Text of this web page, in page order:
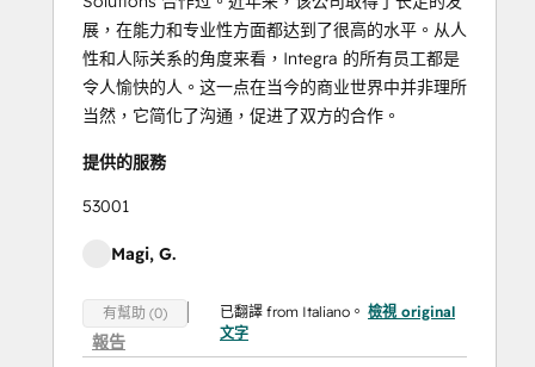
展，在能力和专业性方面都达到了很高的水平。从人
性和人际关系的角度来看，Integra 的所有员工都是
令人愉快的人。这一点在当今的商业世界中并非理所
当然，它简化了沟通，促进了双方的合作。
提供的服務
53001
Magi, G.
有幫助 (0)
報告
已翻譯 from Italiano。 檢視 original
文字